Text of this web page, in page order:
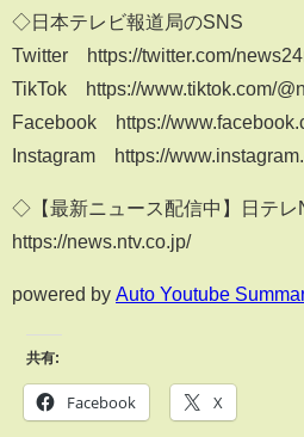
◇日本テレビ報道局のSNS
Twitter https://twitter.com/
TikTok https://www.tiktok.com/
Facebook https://
Instagram https://
◇【最新ニュース配信中】日テレ
https://news.ntv.co.jp/
powered by Auto Youtube
共有:
Facebook X